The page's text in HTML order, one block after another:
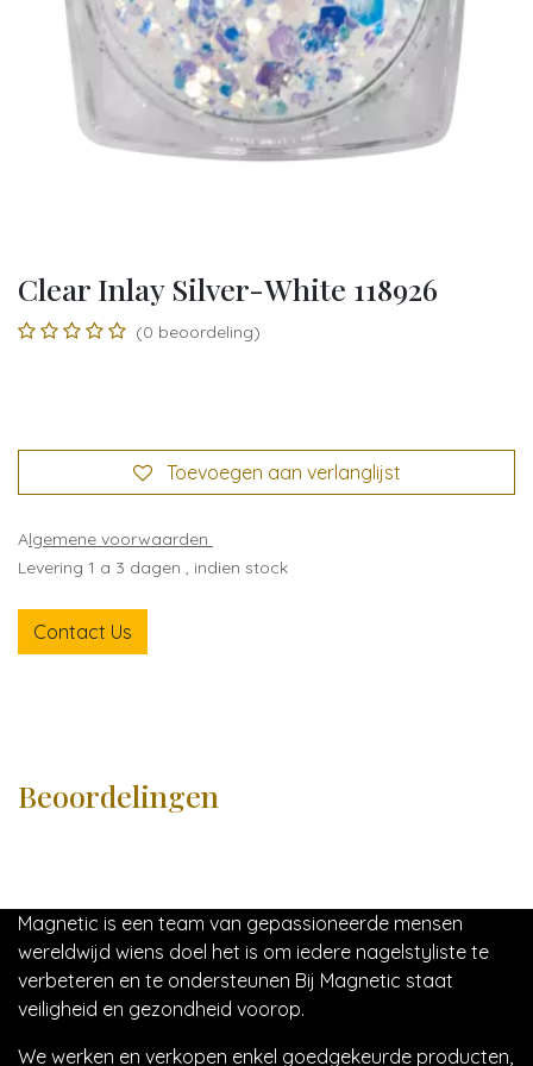
Clear Inlay Silver-White 118926
(0 beoordeling)
Toevoegen aan verlanglijst
Algemene voorwaarden
Levering 1 a 3 dagen , indien stock
Contact Us
Beoordelingen
Magnetic is een team van gepassioneerde mensen
wereldwijd wiens doel het is om iedere nagelstyliste te
verbeteren en te ondersteunen Bij Magnetic staat
veiligheid en gezondheid voorop.
We werken en verkopen enkel goedgekeurde producten,